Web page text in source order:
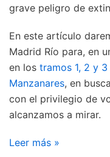
grave peligro de
En este artículo
Madrid Río para, en
en los tramos 1, 2 y
Manzanares, en
con el privilegio de
alcanzamos a mirar.
Leer más »